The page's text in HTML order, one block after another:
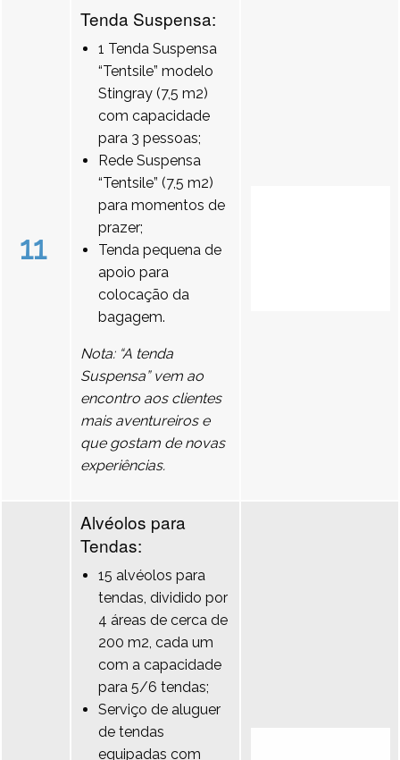
11
Tenda Suspensa:
1 Tenda Suspensa
“Tentsile” modelo
Stingray (7,5 m2)
com capacidade
para 3 pessoas;
Rede Suspensa
“Tentsile” (7,5 m2)
para momentos de
prazer;
Tenda pequena de
apoio para
colocação da
bagagem.
Nota: “A tenda
Suspensa” vem ao
encontro aos clientes
mais aventureiros e
que gostam de novas
experiências.
Alvéolos para
Tendas:
15 alvéolos para
tendas, dividido por
4 áreas de cerca de
200 m2, cada um
com a capacidade
para 5/6 tendas;
Serviço de aluguer
de tendas
equipadas com